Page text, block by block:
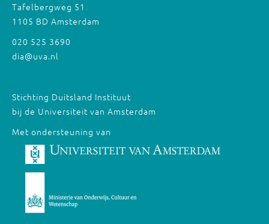
Tafelbergweg 51
1105 BD Amsterdam
020 525 3690
dia@uva.nl
Stichting Duitsland Instituut
bij de Universiteit van Amsterdam
Met ondersteuning van